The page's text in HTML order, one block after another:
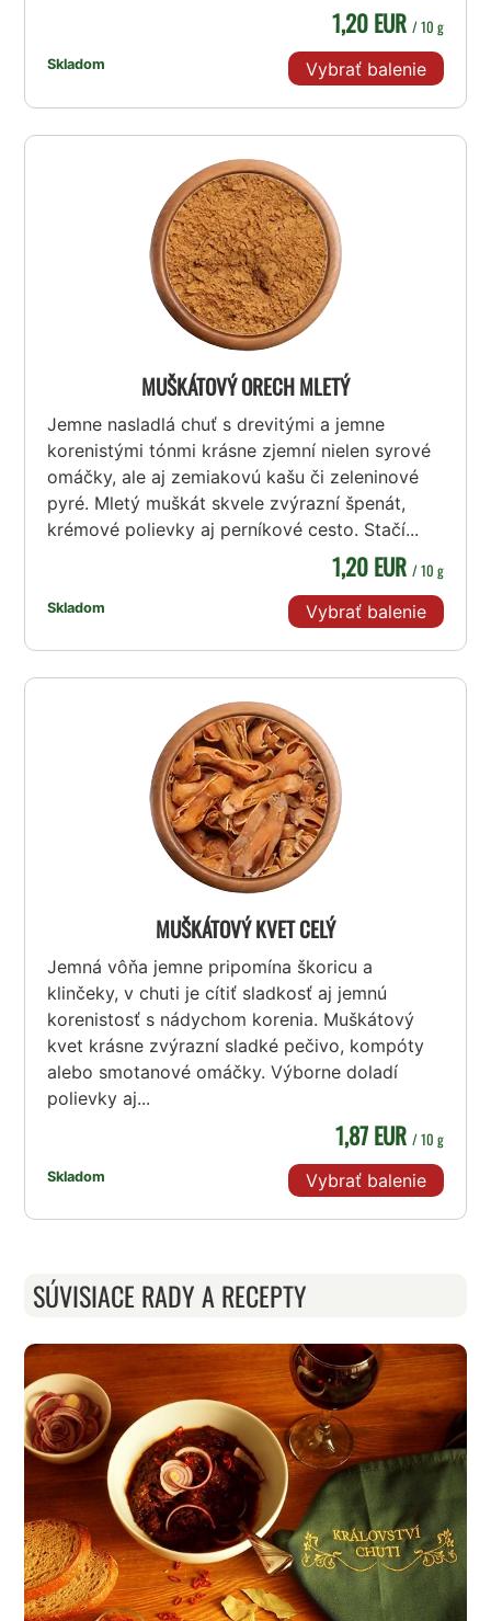
Skladom
1,20 EUR / 10 g
Vybrať balenie
MUŠKÁTOVÝ ORECH MLETÝ
Jemne nasladlá chuť s drevitými a jemne
korenistými tónmi krásne zjemní nielen syrové
omáčky, ale aj zemiakovú kašu či zeleninové
pyré. Mletý muškát skvele zvýrazní špenát,
krémové polievky aj perníkové cesto. Stačí...
Skladom
1,20 EUR / 10 g
Vybrať balenie
MUŠKÁTOVÝ KVET CELÝ
Jemná vôňa jemne pripomína škoricu a
klinčeky, v chuti je cítiť sladkosť aj jemnú
korenistosť s nádychom korenia. Muškátový
kvet krásne zvýrazní sladké pečivo, kompóty
alebo smotanové omáčky. Výborne doladí
polievky aj...
Skladom
1,87 EUR / 10 g
Vybrať balenie
SÚVISIACE RADY A RECEPTY